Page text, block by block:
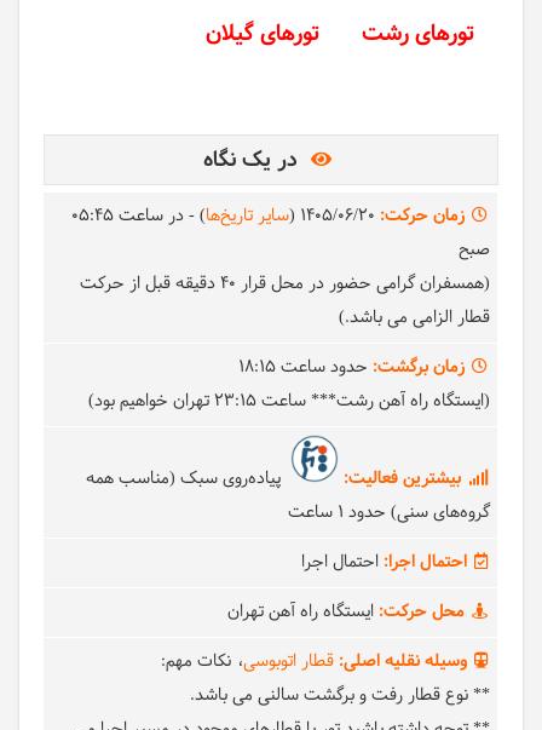
تورهای رشت تورهای گیلان
در یک نگاه
زمان حرکت: 1405/06/20
(سایر تاریخ‌ها)- در ساعت05:45
صبح
(همسفران گرامی حضور در محل قرار 40 دقیقه قبل از حرکت
قطار الزامی می باشد.)
زمان برگشت: حدود ساعت18:15
(ایستگاه راه آهن رشت*** ساعت 23:15 تهران خواهیم بود)
بیشترین فعالیت:
پیاده‌روی سبک (مناسب همه
گروه‌های سنی) حدود 1 ساعت
احتمال اجرا: احتمال اجرا
محل حرکت: ایستگاه راه آهن تهران
وسیله نقلیه اصلی: قطار اتوبوسی نکات مهم:
** نوع قطار رفت و برگشت سالنی می باشد.